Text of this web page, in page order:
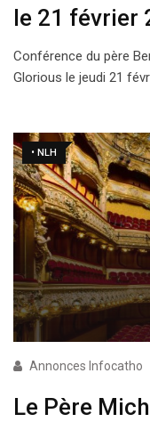
le 21 février
Conférence du père
Glorious le jeudi 21
• NLH
Annonces Infocatho
Le Père